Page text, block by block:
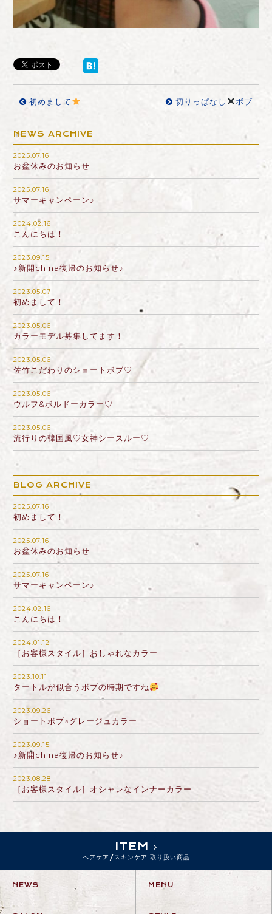
初めまして 切りっぱなし ボブ
NEWS ARCHIVE
2025.07.16
お盆休みのお知らせ
2025.07.16
サマーキャンペーン♪
2024.02.16
こんにちは！
2023.09.15
♪新開china復帰のお知らせ♪
2023.05.07
初めまして！
2023.05.06
カラーモデル募集してます！
2023.05.06
佐竹こだわりのショートボブ♡
2023.05.06
ウルフ&ボルドーカラー♡
2023.05.06
流行りの韓国風♡女神シースルー♡
BLOG ARCHIVE
2025.07.16
初めまして！
2025.07.16
お盆休みのお知らせ
2025.07.16
サマーキャンペーン♪
2024.02.16
こんにちは！
2024.01.12
［お客様スタイル］おしゃれなカラー
2023.10.11
タートルが似合うボブの時期ですね
2023.09.26
ショートボブ×グレージュカラー
2023.09.15
♪新開china復帰のお知らせ♪
2023.08.28
［お客様スタイル］オシャレなインナーカラー
ITEM
ヘアケア/スキンケア 取り扱い商品
NEWS MENU